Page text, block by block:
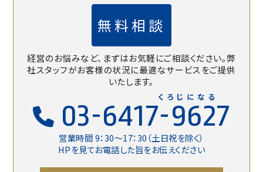
無料相談
経営のお悩みなど、まずはお気軽にご相談ください。弊
社スタッフがお客様の状況に最適なサービスをご提供
いたします。
03-6417-9627
営業時間 9：30〜17：30（土日祝を除く）
HPを見てお電話した旨をお伝えください
くろじになる